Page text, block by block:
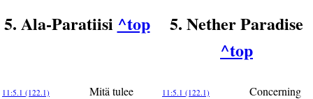
5. Ala-Paratiisi ^top
5. Nether Paradise
^top
11:5.1 (122.1)
Mitä tulee
11:5.1 (122.1)
Concerning